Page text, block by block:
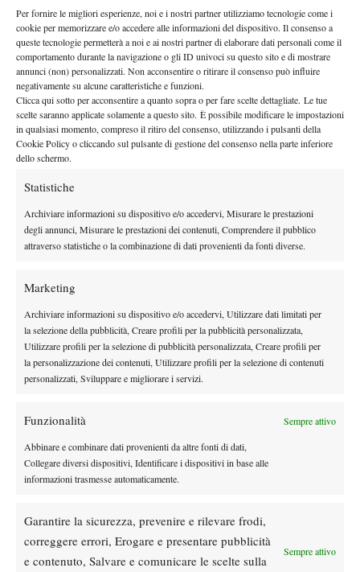
Per fornire le migliori esperienze, noi e i nostri partner utilizziamo tecnologie come i
cookie per memorizzare e/o accedere alle informazioni del dispositivo. Il consenso a
queste tecnologie permetterà a noi e ai nostri partner di elaborare dati personali come il
comportamento durante la navigazione o gli ID univoci su questo sito e di mostrare
annunci (non) personalizzati. Non acconsentire o ritirare il consenso può influire
negativamente su alcune caratteristiche e funzioni.
Clicca qui sotto per acconsentire a quanto sopra o per fare scelte dettagliate. Le tue
scelte saranno applicate solamente a questo sito. È possibile modificare le impostazioni
in qualsiasi momento, compreso il ritiro del consenso, utilizzando i pulsanti della
Cookie Policy o cliccando sul pulsante di gestione del consenso nella parte inferiore
dello schermo.
Statistiche
Archiviare informazioni su dispositivo e/o accedervi, Misurare le prestazioni
degli annunci, Misurare le prestazioni dei contenuti, Comprendere il pubblico
attraverso statistiche o la combinazione di dati provenienti da fonti diverse.
Marketing
Archiviare informazioni su dispositivo e/o accedervi, Utilizzare dati limitati per
la selezione della pubblicità, Creare profili per la pubblicità personalizzata,
Utilizzare profili per la selezione di pubblicità personalizzata, Creare profili per
la personalizzazione dei contenuti, Utilizzare profili per la selezione di contenuti
personalizzati, Sviluppare e migliorare i servizi.
Funzionalità Sempre attivo
Abbinare e combinare dati provenienti da altre fonti di dati,
Collegare diversi dispositivi, Identificare i dispositivi in base alle
informazioni trasmesse automaticamente.
Garantire la sicurezza, prevenire e rilevare frodi,
correggere errori, Erogare e presentare pubblicità
e contenuto, Salvare e comunicare le scelte sulla
Sempre attivo
6-1 dal classe 2001 di San Candido.
TAGGED: Federico Gaio Jannik Sinner
Devi essereconnessoper inviare un commento.
Ritiro Alcaraz da Cincinnati, US Open a
rischio?